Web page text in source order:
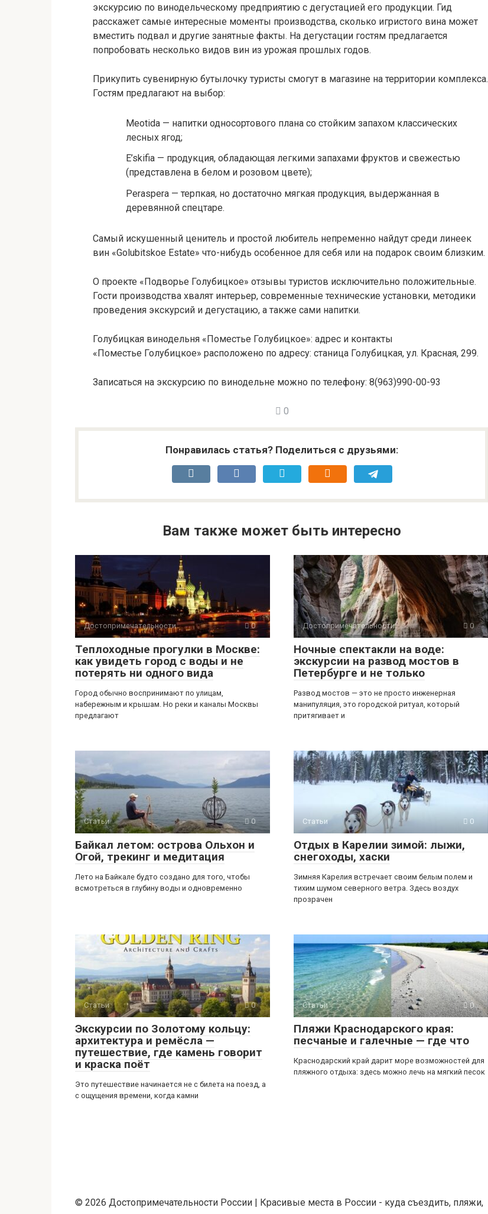
экскурсию по винодельческому предприятию с дегустацией его продукции. Гид
расскажет самые интересные моменты производства, сколько игристого вина может
вместить подвал и другие занятные факты. На дегустации гостям предлагается
попробовать несколько видов вин из урожая прошлых годов.
Прикупить сувенирную бутылочку туристы смогут в магазине на территории комплекса.
Гостям предлагают на выбор:
Meotida — напитки односортового плана со стойким запахом классических
лесных ягод;
E’skifia — продукция, обладающая легкими запахами фруктов и свежестью
(представлена в белом и розовом цвете);
Peraspera — терпкая, но достаточно мягкая продукция, выдержанная в
деревянной спецтаре.
Самый искушенный ценитель и простой любитель непременно найдут среди линеек
вин «Golubitskoe Estate» что-нибудь особенное для себя или на подарок своим близким.
О проекте «Подворье Голубицкое» отзывы туристов исключительно положительные.
Гости производства хвалят интерьер, современные технические установки, методики
проведения экскурсий и дегустацию, а также сами напитки.
Голубицкая винодельня «Поместье Голубицкое»: адрес и контакты
«Поместье Голубицкое» расположено по адресу: станица Голубицкая, ул. Красная, 299.
Записаться на экскурсию по винодельне можно по телефону: 8(963)990-00-93
0
Понравилась статья? Поделиться с друзьями:
Вам также может быть интересно
Достопримечательности 0
Теплоходные прогулки в Москве:
как увидеть город с воды и не
потерять ни одного вида
Город обычно воспринимают по улицам,
набережным и крышам. Но реки и каналы Москвы
предлагают
Достопримечательности 0
Ночные спектакли на воде:
экскурсии на развод мостов в
Петербурге и не только
Развод мостов — это не просто инженерная
манипуляция, это городской ритуал, который
притягивает и
Статьи 0
Байкал летом: острова Ольхон и
Огой, трекинг и медитация
Лето на Байкале будто создано для того, чтобы
всмотреться в глубину воды и одновременно
Статьи 0
Отдых в Карелии зимой: лыжи,
снегоходы, хаски
Зимняя Карелия встречает своим белым полем и
тихим шумом северного ветра. Здесь воздух
прозрачен
Статьи 0
Экскурсии по Золотому кольцу:
архитектура и ремёсла —
путешествие, где камень говорит
и краска поёт
Это путешествие начинается не с билета на поезд, а
с ощущения времени, когда камни
Статьи 0
Пляжи Краснодарского края:
песчаные и галечные — где что
Краснодарский край дарит море возможностей для
пляжного отдыха: здесь можно лечь на мягкий песок
© 2026 Достопримечательности России | Красивые места в России - куда съездить, пляжи,